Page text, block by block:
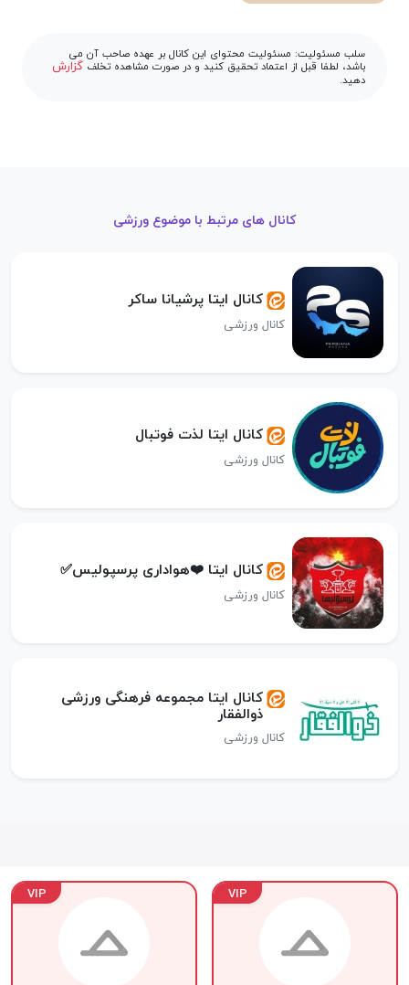
سلب مسئولیت: مسئولیت محتوای این کانال بر عهده صاحب آن می
باشد، لطفا قبل از اعتماد تحقیق کنید و در صورت مشاهده تخلف گزارش
دهید.
کانال های مرتبط با موضوع ورزشی
کانال ایتا پرشیانا ساکر
کانال ورزشی
کانال ایتا لذت فوتبال
کانال ورزشی
کانال ایتا ❤️هواداری پرسپولیس✅
کانال ورزشی
کانال ایتا مجموعه فرهنگی ورزشی
ذوالفقار
کانال ورزشی
VIP
VIP